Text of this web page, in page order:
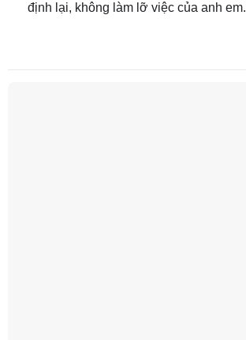
định lại, không làm lỡ việc của anh em.